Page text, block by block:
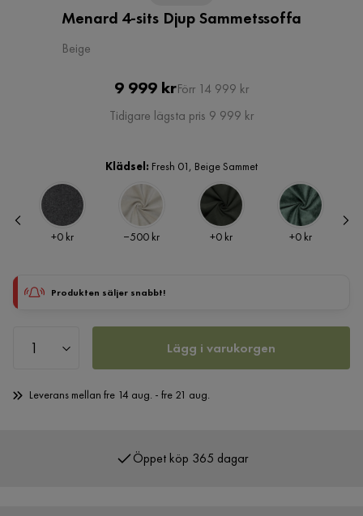
Menard 4-sits Djup Sammetssoffa
Beige
Pris
9 999 krOriginal
Pris
Förr 14 999 kr
Tidigare lägsta pris 9 999 kr
Klädsel: Fresh 01, Beige Sammet
Pris
+0 kr Pris
−500 kr Pris
+0 kr Pris
+0 kr
Produkten säljer snabbt!
Lägg i varukorgen
Leverans mellan fre 14 aug. - fre 21 aug.
Öppet köp 365 dagar